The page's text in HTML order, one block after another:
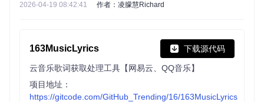
2026-04-19 08:42:41 作者：凌朦慧Richard
163MusicLyrics 下载源代码
云音乐歌词获取处理工具【网易云、QQ音乐】
项目地址：
https://gitcode.com/GitHub_Trending/16/163MusicLyrics